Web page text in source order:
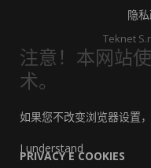
隐
Teknet
注意！本网站
术。
如果您不改变浏览器设置
I understand
PRIVACY E COOKIES